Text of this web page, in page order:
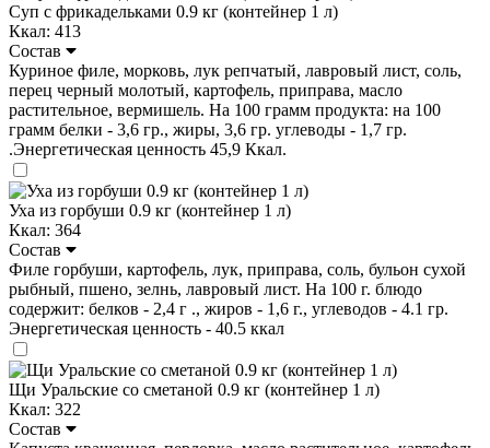
Суп с фрикадельками 0.9 кг (контейнер 1 л)
Ккал: 413
Состав
Куриное филе, морковь, лук репчатый, лавровый лист, соль,
перец черный молотый, картофель, приправа, масло
растительное, вермишель. На 100 грамм продукта: на 100
грамм белки - 3,6 гр., жиры, 3,6 гр. углеводы - 1,7 гр.
.Энергетическая ценность 45,9 Ккал.
Уха из горбуши 0.9 кг (контейнер 1 л)
Ккал: 364
Состав
Филе горбуши, картофель, лук, приправа, соль, бульон сухой
рыбный, пшено, зелнь, лавровый лист. На 100 г. блюдо
содержит: белков - 2,4 г ., жиров - 1,6 г., углеводов - 4.1 гр.
Энергетическая ценность - 40.5 ккал
Щи Уральские со сметаной 0.9 кг (контейнер 1 л)
Ккал: 322
Состав